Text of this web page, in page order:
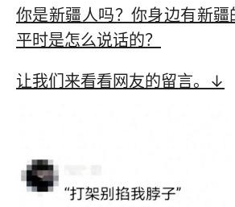
你是新疆人吗？你身边有新疆
平时是怎么说话的？
让我们来看看网友的留言。↓